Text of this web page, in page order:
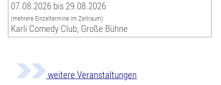
07.08.2026 bis 29.08.2026
(mehrere Einzeltermine im Zeitraum)
Karli Comedy Club, Große Bühne
weitere Veranstaltungen